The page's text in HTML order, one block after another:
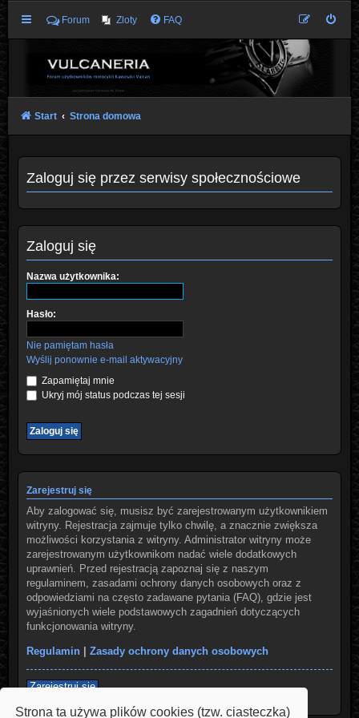
Strona ta używa plików cookies (tzw. ciasteczka)
Forum Zloty FAQ
Start Strona domowa
Zaloguj się przez serwisy społecznościowe
Zaloguj się
Nazwa użytkownika:
Hasło:
Nie pamiętam hasła
Wyślij ponownie e-mail aktywacyjny
Zapamiętaj mnie
Ukryj mój status podczas tej sesji
Zarejestruj się
Aby zalogować się, musisz być zarejestrowanym użytkownikiem
witryny. Rejestracja zajmuje tylko chwilę, a znacznie zwiększa
możliwości korzystania z witryny. Administrator witryny może
zarejestrowanym użytkownikom nadać wiele dodatkowych
uprawnień. Przed rejestracją zapoznaj się z naszym
regulaminem, zasadami ochrony danych osobowych oraz z
odpowiedziami na często zadawane pytania (FAQ), gdzie jest
wyjaśnionych wiele podstawowych zagadnień dotyczących
funkcjonowania witryny.
Regulamin| Zasady ochrony danych osobowych
Zarejestruj się